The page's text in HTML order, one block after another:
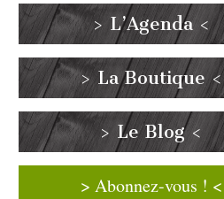
> L’Agenda <
> La Boutique <
> Le Blog <
> Abonnez-vous ! <